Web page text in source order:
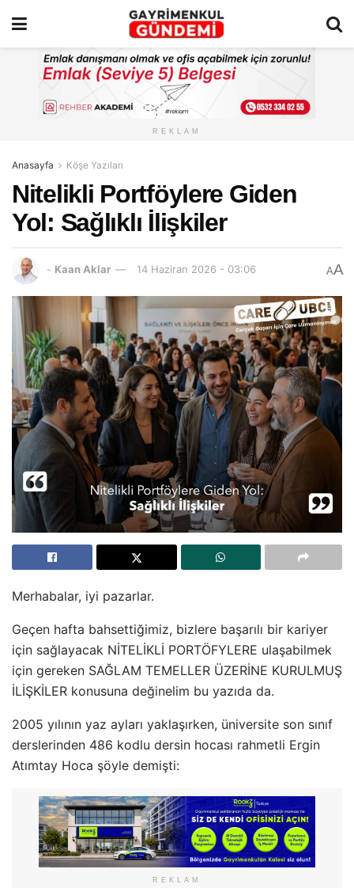
REKLAM
Anasayfa Köşe Yazıları
Nitelikli Portföylere Giden
Yol: Sağlıklı İlişkiler
- Kaan Aklar 14 Haziran 2026 - 03:06 AA
Merhabalar, iyi pazarlar.
Geçen hafta bahsettiğimiz, bizlere başarılı bir kariyer
için sağlayacak NİTELİKLİ PORTÖFYLERE ulaşabilmek
için gereken SAĞLAM TEMELLER ÜZERİNE KURULMUŞ
İLİŞKİLER konusuna değinelim bu yazıda da.
2005 yılının yaz ayları yaklaşırken, üniversite son sınıf
derslerinden 486 kodlu dersin hocası rahmetli Ergin
Atımtay Hoca şöyle demişti:
REKLAM